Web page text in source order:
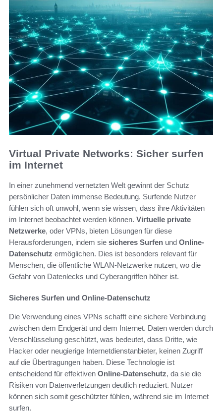
Virtual Private Networks: Sicher surfen
im Internet
In einer zunehmend vernetzten Welt gewinnt der Schutz
persönlicher Daten immense Bedeutung. Surfende Nutzer
fühlen sich oft unwohl, wenn sie wissen, dass ihre Aktivitäten
im Internet beobachtet werden können. Virtuelle private
Netzwerke, oder VPNs, bieten Lösungen für diese
Herausforderungen, indem sie sicheres Surfen und Online-
Datenschutz ermöglichen. Dies ist besonders relevant für
Menschen, die öffentliche WLAN-Netzwerke nutzen, wo die
Gefahr von Datenlecks und Cyberangriffen höher ist.
Sicheres Surfen und Online-Datenschutz
Die Verwendung eines VPNs schafft eine sichere Verbindung
zwischen dem Endgerät und dem Internet. Daten werden durch
Verschlüsselung geschützt, was bedeutet, dass Dritte, wie
Hacker oder neugierige Internetdienstanbieter, keinen Zugriff
auf die Übertragungen haben. Diese Technologie ist
entscheidend für effektiven Online-Datenschutz, da sie die
Risiken von Datenverletzungen deutlich reduziert. Nutzer
können sich somit geschützter fühlen, während sie im Internet
surfen.